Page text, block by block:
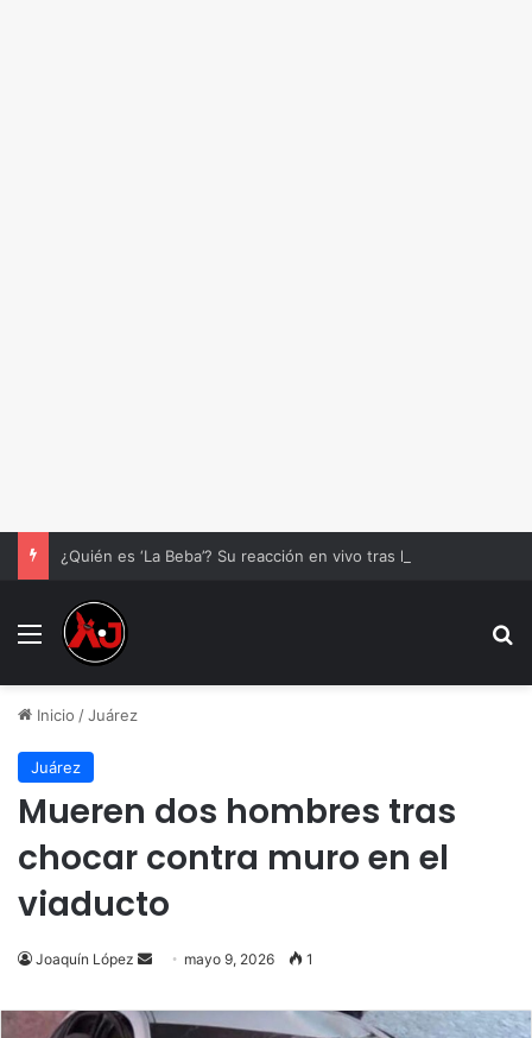
Menu
Inicio /Juárez
Juárez
Mueren dos hombres tras
chocar contra muro en el
viaducto
Joaquín López
Send
email
mayo 9, 2026 1